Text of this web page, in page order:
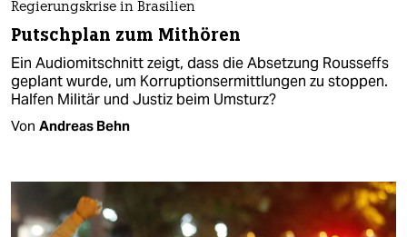
Regierungskrise in Brasilien
Putschplan zum Mithören
Ein Audiomitschnitt zeigt, dass die Absetzung Rousseffs
geplant wurde, um Korruptionsermittlungen zu stoppen.
Halfen Militär und Justiz beim Umsturz?
Von Andreas Behn